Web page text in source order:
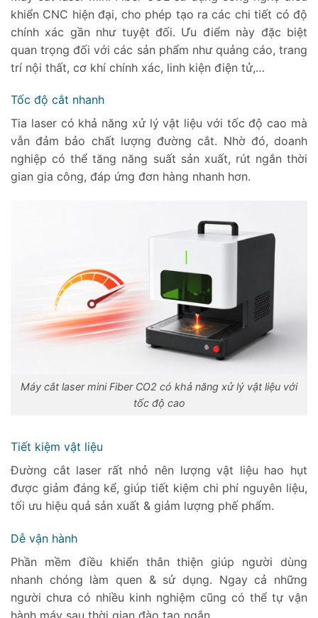
khiển CNC hiện đại, cho phép tạo ra các chi tiết có độ
chính xác gần như tuyệt đối. Ưu điểm này đặc biệt
quan trọng đối với các sản phẩm như quảng cáo, trang
trí nội thất, cơ khí chính xác, linh kiện điện tử,…
Tốc độ cắt nhanh
Tia laser có khả năng xử lý vật liệu với tốc độ cao mà
vẫn đảm bảo chất lượng đường cắt. Nhờ đó, doanh
nghiệp có thể tăng năng suất sản xuất, rút ngắn thời
gian gia công, đáp ứng đơn hàng nhanh hơn.
Máy cắt laser mini Fiber CO2 có khả năng xử lý vật liệu với
tốc độ cao
Tiết kiệm vật liệu
Đường cắt laser rất nhỏ nên lượng vật liệu hao hụt
được giảm đáng kể, giúp tiết kiệm chi phí nguyên liệu,
tối ưu hiệu quả sản xuất & giảm lượng phế phẩm.
Dễ vận hành
Phần mềm điều khiển thân thiện giúp người dùng
nhanh chóng làm quen & sử dụng. Ngay cả những
người chưa có nhiều kinh nghiệm cũng có thể tự vận
hành máy sau thời gian đào tạo ngắn.